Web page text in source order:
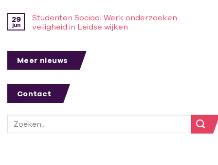
29
jun
Studenten Sociaal Werk onderzoeken
veiligheid in Leidse wijken
Meer nieuws
Contact